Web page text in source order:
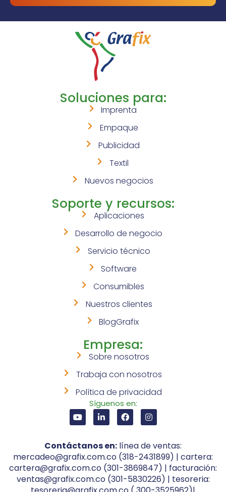
Soluciones para:
Imprenta
Empaque
Publicidad
Textil
Nuevos negocios
Soporte y recursos:
Aplicaciones
Desarrollo de negocio
Servicio técnico
Software
Consumibles
Nuestros clientes
BlogGrafix
Empresa:
Sobre nosotros
Trabaja con nosotros
Política de privacidad
Síguenos en:
Contáctanos en: línea de ventas:
mercadeo@grafix.com.co (318-2431899) | cartera:
cartera@grafix.com.co (301-3869847) | facturación:
ventas@grafix.com.co (301-5830226) | tesoreria: